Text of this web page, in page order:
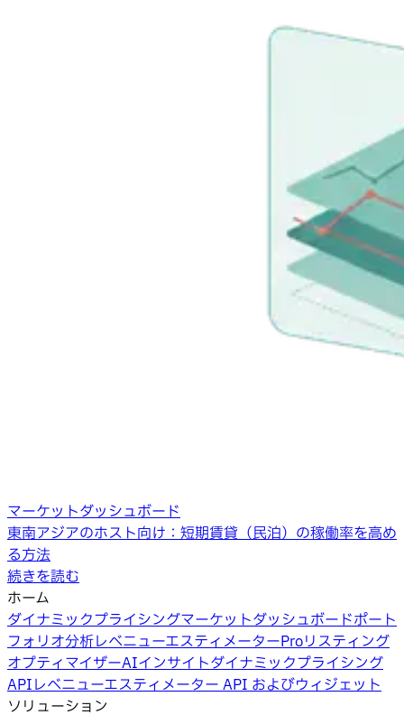
マーケットダッシュボード
東南アジアのホスト向け：短期賃貸（民泊）の稼働率を高め
る方法
続きを読む
ホーム
ダイナミックプライシングマーケットダッシュボードポート
フォリオ分析レベニューエスティメーターProリスティング
オプティマイザーAIインサイトダイナミックプライシング
APIレベニューエスティメーター API およびウィジェット
ソリューション